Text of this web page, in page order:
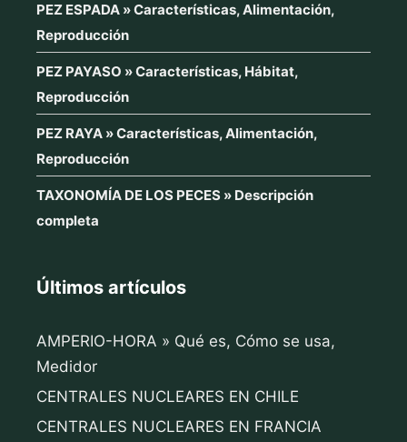
PEZ ESPADA » Características, Alimentación,
Reproducción
PEZ PAYASO » Características, Hábitat,
Reproducción
PEZ RAYA » Características, Alimentación,
Reproducción
TAXONOMÍA DE LOS PECES » Descripción
completa
Últimos artículos
AMPERIO-HORA » Qué es, Cómo se usa,
Medidor
CENTRALES NUCLEARES EN CHILE
CENTRALES NUCLEARES EN FRANCIA